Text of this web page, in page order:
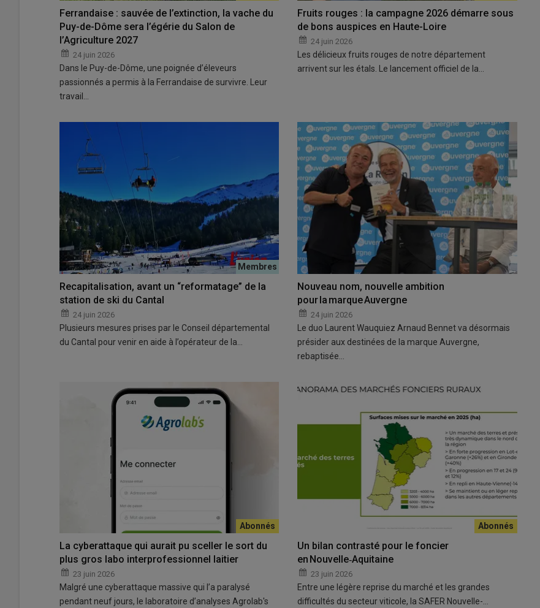
Ferrandaise : sauvée de l’extinction, la vache du
Puy-de-Dôme sera l’égérie du Salon de
l’Agriculture 2027
24 juin 2026
Dans le Puy-de-Dôme, une poignée d’éleveurs
passionnés a permis à la Ferrandaise de survivre. Leur
travail…
Fruits rouges : la campagne 2026 démarre sous
de bons auspices en Haute-Loire
24 juin 2026
Les délicieux fruits rouges de notre département
arrivent sur les étals. Le lancement officiel de la…
Recapitalisation, avant un “reformatage” de la
station de ski du Cantal
24 juin 2026
Plusieurs mesures prises par le Conseil départemental
du Cantal pour venir en aide à l’opérateur de la…
Nouveau nom, nouvelle ambition
pour la marque Auvergne
24 juin 2026
Le duo Laurent Wauquiez Arnaud Bennet va désormais
présider aux destinées de la marque Auvergne,
rebaptisée…
La cyberattaque qui aurait pu sceller le sort du
plus gros labo interprofessionnel laitier
23 juin 2026
Malgré une cyberattaque massive qui l’a paralysé
pendant neuf jours, le laboratoire d’analyses Agrolab's
Un bilan contrasté pour le foncier
en Nouvelle‑Aquitaine
23 juin 2026
Entre une légère reprise du marché et les grandes
difficultés du secteur viticole, la SAFER Nouvelle-…